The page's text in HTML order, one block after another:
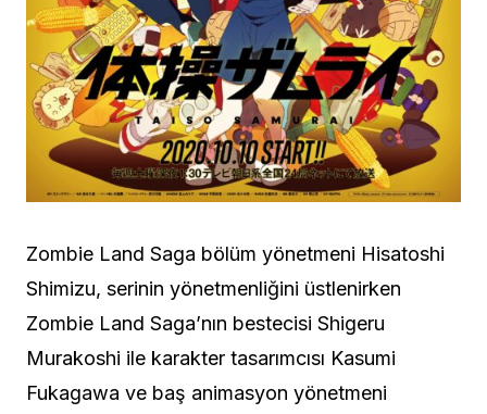
Zombie Land Saga bölüm yönetmeni Hisatoshi
Shimizu, serinin yönetmenliğini üstlenirken
Zombie Land Saga’nın bestecisi Shigeru
Murakoshi ile karakter tasarımcısı Kasumi
Fukagawa ve baş animasyon yönetmeni